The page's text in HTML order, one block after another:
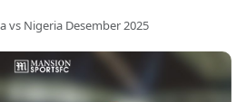
vs Nigeria Desember 2025